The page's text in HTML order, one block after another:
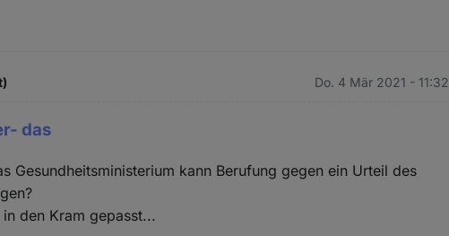
Do. 4 Mär 2021 - 11:32
das
Gesundheitsministerium kann Berufung gegen ein Urteil des
den Kram gepasst...